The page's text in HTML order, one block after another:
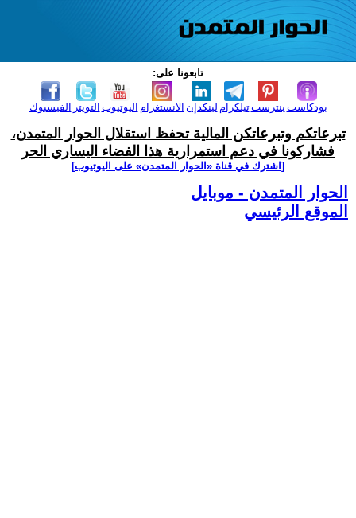
تابعونا على:
الفيسبوك التويتر اليوتيوب الانستغرام لينكدإن تيلكرامبنترست بودكاست
تبرعاتكم وتبرعاتكن المالية تحفظ استقلال الحوار المتمدن،
فشاركونا في دعم استمرارية هذا الفضاء اليساري الحر
[اشترك في قناة ‫«الحوار المتمدن» على اليوتيوب]
الحوار المتمدن - موبايل
الموقع الرئيسي